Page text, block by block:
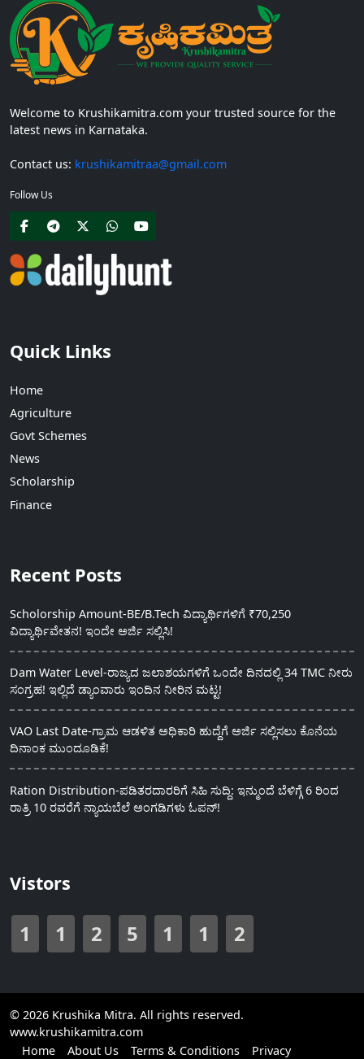
Welcome to Krushikamitra.com your trusted source for the
latest news in Karnataka.
Contact us: krushikamitraa@gmail.com
Follow Us
Quick Links
Home
Agriculture
Govt Schemes
News
Scholarship
Finance
Recent Posts
Scholorship Amount-BE/B.Tech ವಿದ್ಯಾರ್ಥಿಗಳಿಗೆ ₹70,250
ವಿದ್ಯಾರ್ಥಿವೇತನ! ಇಂದೇ ಅರ್ಜಿ ಸಲ್ಲಿಸಿ!
Dam Water Level-ರಾಜ್ಯದ ಜಲಾಶಯಗಳಿಗೆ ಒಂದೇ ದಿನದಲ್ಲಿ 34 TMC ನೀರು
ಸಂಗ್ರಹ! ಇಲ್ಲಿದೆ ಡ್ಯಾಂವಾರು ಇಂದಿನ ನೀರಿನ ಮಟ್ಟ!
VAO Last Date-ಗ್ರಾಮ ಆಡಳಿತ ಅಧಿಕಾರಿ ಹುದ್ದೆಗೆ ಅರ್ಜಿ ಸಲ್ಲಿಸಲು ಕೊನೆಯ
ದಿನಾಂಕ ಮುಂದೂಡಿಕೆ!
Ration Distribution-ಪಡಿತರದಾರರಿಗೆ ಸಿಹಿ ಸುದ್ದಿ: ಇನ್ಮುಂದೆ ಬೆಳಿಗ್ಗೆ 6 ರಿಂದ
ರಾತ್ರಿ 10 ರವರೆಗೆ ನ್ಯಾಯಬೆಲೆ ಅಂಗಡಿಗಳು ಓಪನ್!
Vistors
1 1 2 5 1 1 2
© 2026 Krushika Mitra. All rights reserved.
www.krushikamitra.com
Home
About Us Terms & Conditions Privacy